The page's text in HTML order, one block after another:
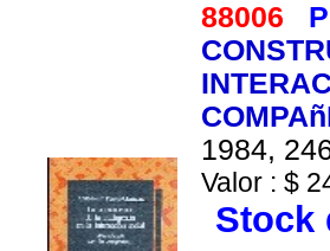
88006
1984,
Valor : $
Stock